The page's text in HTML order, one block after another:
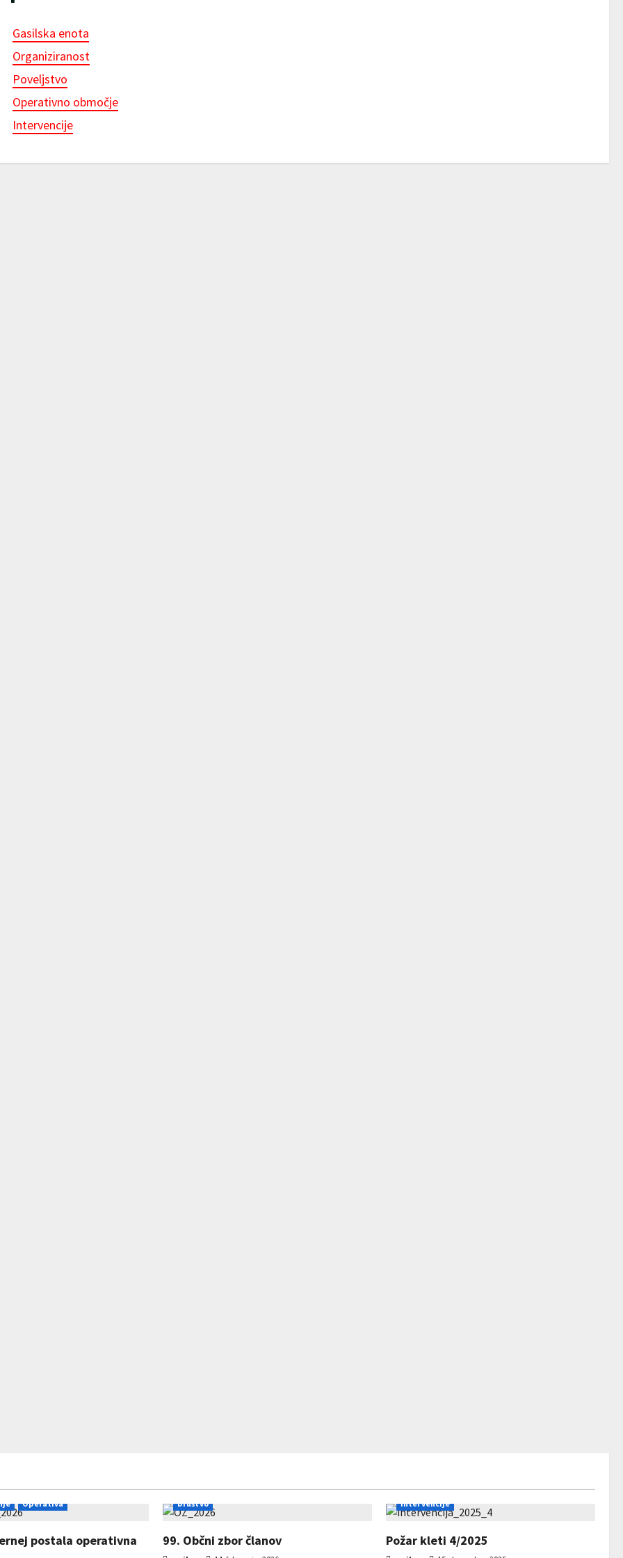
Gasilska enota
Organiziranost
Poveljstvo
Operativno območje
Intervencije
Operativa
postala operativna
Društvo
99. Občni zbor članov
Intervencije
Požar kleti 4/2025